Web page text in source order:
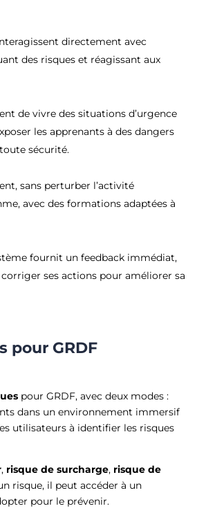
directement avec
des risques et réagissant aux
de vivre des situations d’urgence
les apprenants à des dangers
sécurité.
sans perturber l’activité
avec des formations adaptées à
fournit un feedback immédiat,
ses actions pour améliorer sa
pour GRDF
pour GRDF, avec deux modes :
dans un environnement immersif
utilisateurs à identifier les risques
, risque de surcharge, risque de
risque, il peut accéder à un
pour le prévenir.